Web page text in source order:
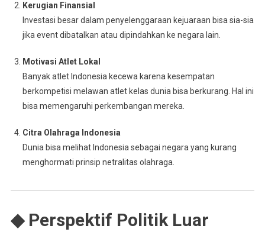
Kerugian Finansial
Investasi besar dalam penyelenggaraan kejuaraan bisa sia-sia
jika event dibatalkan atau dipindahkan ke negara lain.
Motivasi Atlet Lokal
Banyak atlet Indonesia kecewa karena kesempatan
berkompetisi melawan atlet kelas dunia bisa berkurang. Hal ini
bisa memengaruhi perkembangan mereka.
Citra Olahraga Indonesia
Dunia bisa melihat Indonesia sebagai negara yang kurang
menghormati prinsip netralitas olahraga.
◆ Perspektif Politik Luar